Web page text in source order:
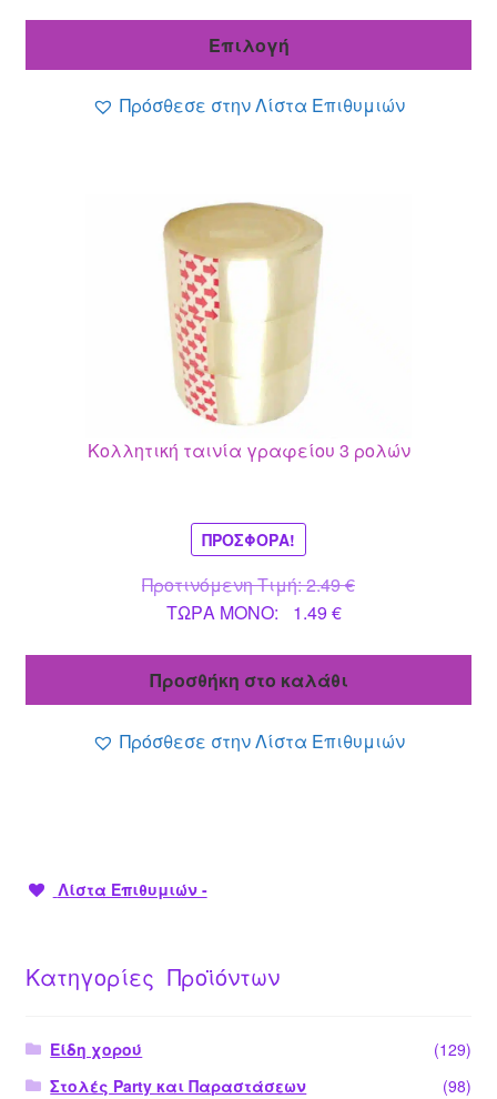
Επιλογή
Πρόσθεσε στην Λίστα Επιθυμιών
Κολλητική ταινία γραφείου 3 ρολών
ΠΡΟΣΦΟΡΆ!
Προτινόμενη Τιμή:2.49€Original
ΤΩΡΑ MONO: 1.49€Η
είναι:
Προσθήκη στο καλάθι
Πρόσθεσε στην Λίστα Επιθυμιών
Λίστα Επιθυμιών -
Κατηγορίες Προϊόντων
Είδη χορού
(129)
Στολές Party και Παραστάσεων
(98)